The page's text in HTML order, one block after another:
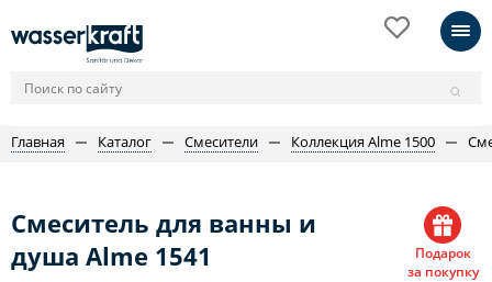
Главная Каталог Смесители Коллекция Alme 1500
Смеситель для ванны и
душа Alme 1541
Подарок
за покупку